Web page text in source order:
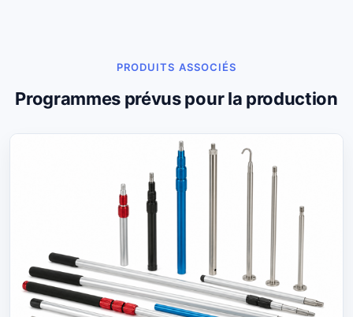
PRODUITS ASSOCIÉS
Programmes prévus pour la production